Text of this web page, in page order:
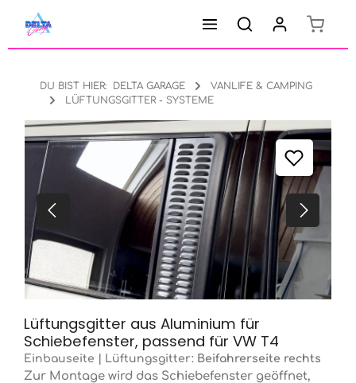
Zum Hauptinhalt springen
DU BIST HIER: DELTA GARAGE
VANLIFE & CAMPING
LÜFTUNGSGITTER - SYSTEME
Bildergalerie überspringen
Lüftungsgitter aus Aluminium für
Schiebefenster, passend für VW T4
Einbauseite | Lüftungsgitter: Beifahrerseite rechts
Zur Montage wird das Schiebefenster geöffnet,